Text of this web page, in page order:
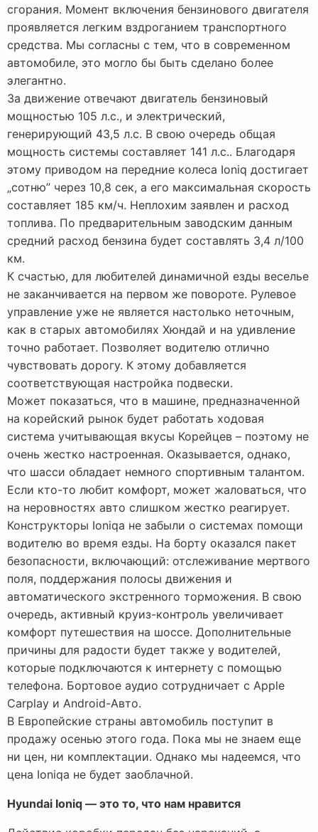
сгорания. Момент включения бензинового двигателя
проявляется легким вздроганием транспортного
средства. Мы согласны с тем, что в современном
автомобиле, это могло бы быть сделано более
элегантно.
За движение отвечают двигатель бензиновый
мощностью 105 л.с., и электрический,
генерирующий 43,5 л.с. В свою очередь общая
мощность системы составляет 141 л.с.. Благодаря
этому приводом на передние колеса Ioniq достигает
„сотню” через 10,8 сек, а его максимальная скорость
составляет 185 км/ч. Неплохим заявлен и расход
топлива. По предварительным заводским данным
средний расход бензина будет составлять 3,4 л/100
км.
К счастью, для любителей динамичной езды веселье
не заканчивается на первом же повороте. Рулевое
управление уже не является настолько неточным,
как в старых автомобилях Хюндай и на удивление
точно работает. Позволяет водителю отлично
чувствовать дорогу. К этому добавляется
соответствующая настройка подвески.
Может показаться, что в машине, предназначенной
на корейский рынок будет работать ходовая
система учитывающая вкусы Корейцев – поэтому не
очень жестко настроенная. Оказывается, однако,
что шасси обладает немного спортивным талантом.
Если кто-то любит комфорт, может жаловаться, что
на неровностях авто слишком жестко реагирует.
Конструкторы Ioniqa не забыли о системах помощи
водителю во время езды. На борту оказался пакет
безопасности, включающий: отслеживание мертвого
поля, поддержания полосы движения и
автоматического экстренного торможения. В свою
очередь, активный круиз-контроль увеличивает
комфорт путешествия на шоссе. Дополнительные
причины для радости будет также у водителей,
которые подключаются к интернету с помощью
телефона. Бортовое аудио сотрудничает с Apple
Carplay и Android-Авто.
В Европейские страны автомобиль поступит в
продажу осенью этого года. Пока мы не знаем еще
ни цен, ни комплектации. Однако мы надеемся, что
цена Ioniqa не будет заоблачной.
Hyundai Ioniq — это то, что нам нравится